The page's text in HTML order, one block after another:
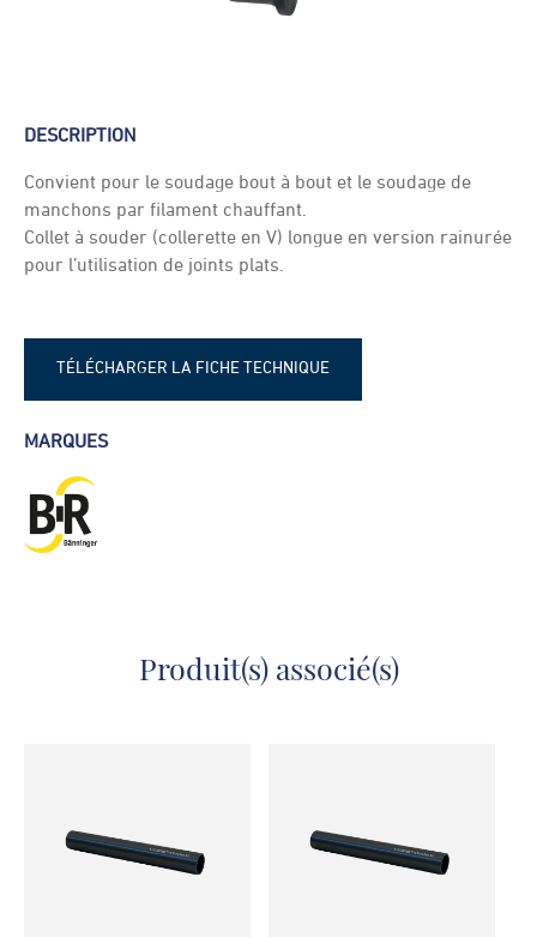
DESCRIPTION
Convient pour le soudage bout à bout et le soudage de
manchons par filament chauffant.
Collet à souder (collerette en V) longue en version rainurée
pour l’utilisation de joints plats.
TÉLÉCHARGER LA FICHE TECHNIQUE
MARQUES
Produit(s) associé(s)